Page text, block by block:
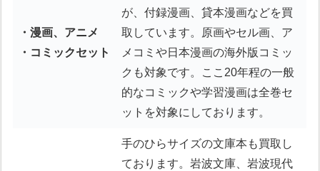
・漫画、アニメ
・コミックセット
が、付録漫画、貸本漫画などを買
取しています。原画やセル画、ア
メコミや日本漫画の海外版コミッ
クも対象です。ここ20年程の一般
的なコミックや学習漫画は全巻セ
ットを対象にしております。
手のひらサイズの文庫本も買取し
ております。岩波文庫、岩波現代